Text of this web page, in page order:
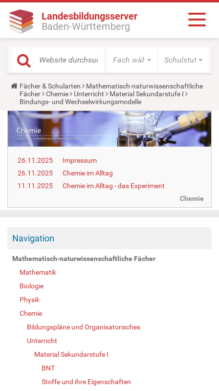
Landesbildungsserver
Baden-Württemberg
Fach wählen Schulstufe
Y
o
u
a
r
e
h
e
r
:
Fächer & Schularten
Mathematisch-naturwissenschaftliche
Fächer
Chemie Unterricht
Material Sekundarstufe I
Bindungs- und Wechselwirkungsmodelle
26.11.2025
Impressum
26.11.2025
Chemie im Alltag
11.11.2025
Chemie im Alltag - das Experiment
Chemie
Navigation
Mathematisch-naturwissenschaftliche Fächer
Mathematik
Biologie
Physik
Chemie
Bildungspläne und Organisatorisches
Unterricht
Material Sekundarstufe I
BNT
Stoffe und ihre Eigenschaften